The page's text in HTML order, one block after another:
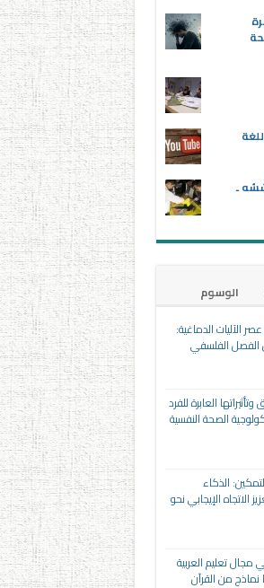
ـ
الوسوم
الآليات الدماغية:
الفلسفي
العابرة للفرد
الصحة النفسية
الذكاء
الاتجاه الإيجابي نحو
مجال تعليم العربية
نماذج من القرآن